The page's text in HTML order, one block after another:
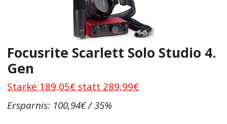
Focusrite Scarlett Solo Studio 4.
Gen
Starke 189,05€ statt 289,99€
Ersparnis: 100,94€ / 35%